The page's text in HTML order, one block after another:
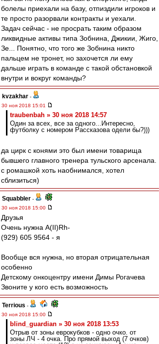
болелы приехали на базу, отпиздили игроков и
те просто разорвали контракты и уехали.
Задач сейчас - не просрать таким образом
ликвидные активы типа Зобнина, Джикии, Жиго,
Зе... Понятно, что того же Зобнина никто
пальцем не тронет, но захочется ли ему
дальше играть в команде с такой обстановкой
внутри и вокруг команды?
kvzakhar -
30 ноя 2018 15:01
traubenbah » 30 ноя 2018 14:57
Один за всех, все за одного...Интересно,
футболку с номером Рассказова одели бы?)))
да цирк с конями это был имени товарища
бывшего главного тренера тульского арсенала.
с ромашкой хоть наобнимался, хотел
сблизиться)
Squabbler -
30 ноя 2018 15:00
Друзья
Очень нужна А(II)Rh-
(929) 605 9564 - я
Вообще вся нужна, но вторая отрицательная
особенно
Детскому онкоцентру имени Димы Рогачева
Звоните у кого есть возможность
Terrious -
30 ноя 2018 15:00
blind_guardian » 30 ноя 2018 13:53
Отрыв от зоны еврокубков - одно очко. от
зоны ЛЧ - 4 очка. Про прямой выход (7 очков)